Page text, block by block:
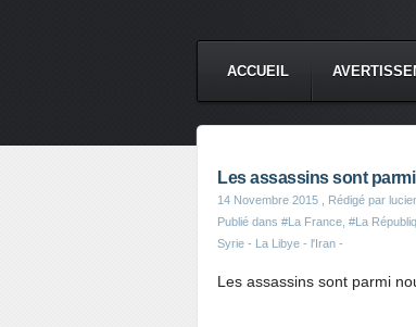
ACCUEIL
Les assassins sont
14 Novembre 2015 , Rédigé par
Publié dans #La France #La
Syrie - La Libye - l'Iran -
Les assassins sont parmi